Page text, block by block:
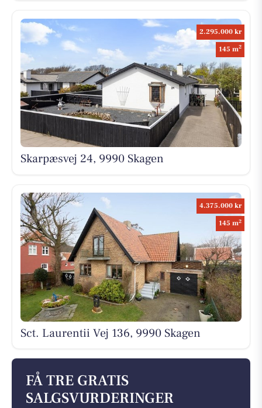
2.295.000 kr
145 m2
Skarpæsvej 24, 9990 Skagen
4.375.000 kr
145 m2
Sct. Laurentii Vej 136, 9990 Skagen
FÅ TRE GRATIS
SALGSVURDERINGER